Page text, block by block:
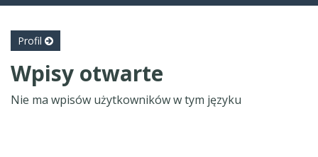
Profil
Wpisy otwarte
Nie ma wpisów użytkowników w tym języku